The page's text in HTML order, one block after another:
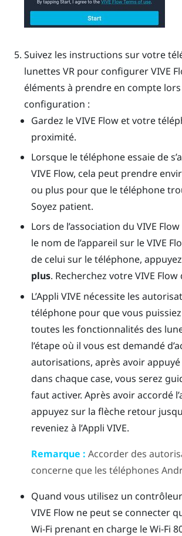
Suivez les instructions sur votre
lunettes VR pour configurerVIVE
éléments à prendre en compte lors
configuration :
Gardez leVIVE Flow et votre
proximité.
Lorsque le téléphone essaie de
VIVE Flow, cela peut prendre
ou plus pour que le téléphone
Soyez patient.
Lors de l’association duVIVE Flow
le nom de l’appareil sur leVIVE
de celui sur le téléphone,
plus. Recherchez votreVIVE Flow
L’Appli VIVE nécessite les
téléphone pour que vous
toutes les fonctionnalités des
l’étape où il vous est demandé
autorisations, après avoir
dans chaque case, vous serez
faut activer. Après avoir accordé
appuyez sur la flèche retour
reveniez à l’Appli VIVE.
Remarque : Accorder des
concerne que les téléphones
Quand vous utilisez un
VIVE Flow ne peut se connecter
Wi‍-Fi prenant en charge leWi‍-Fi